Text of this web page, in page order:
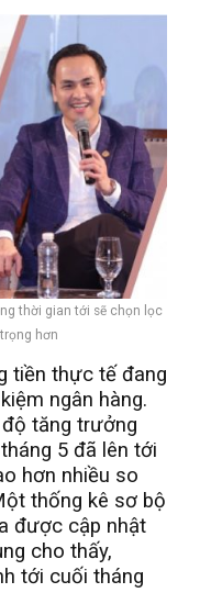
thời gian tới sẽ chọn lọc
hơn
tiền thực tế đang
ngân hàng.
tăng trưởng
5 đã lên tới
hơn nhiều so
thống kê sơ bộ
được cập nhật
cho thấy,
tới cuối tháng